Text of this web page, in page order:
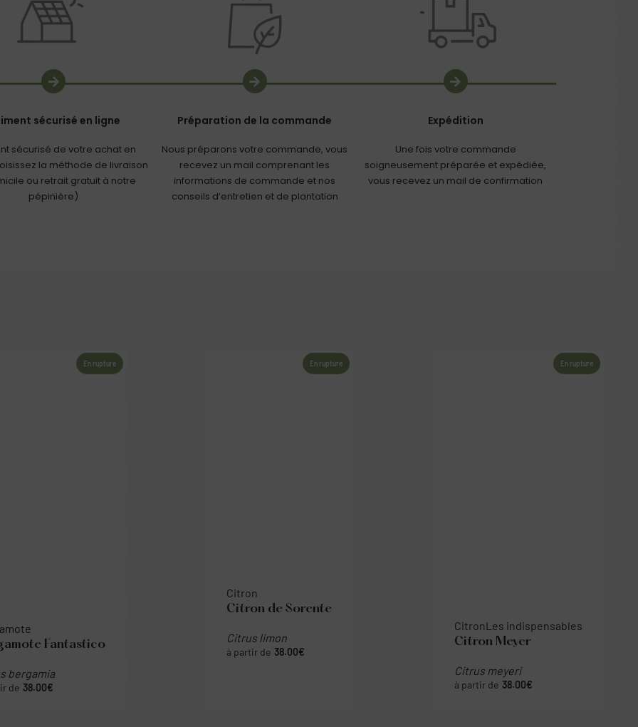
sécurisé en ligne
sécurisé de votre achat en
la méthode de livraison
ou retrait gratuit à notre
pépinière)
Préparation de la commande
Nous préparons votre commande, vous
recevez un mail comprenant les
informations de commande et nos
conseils d’entretien et de plantation
Expédition
Une fois votre commande
soigneusement préparée et expédiée,
vous recevez un mail de confirmation
En rupture En rupture
Citron Les indispensables